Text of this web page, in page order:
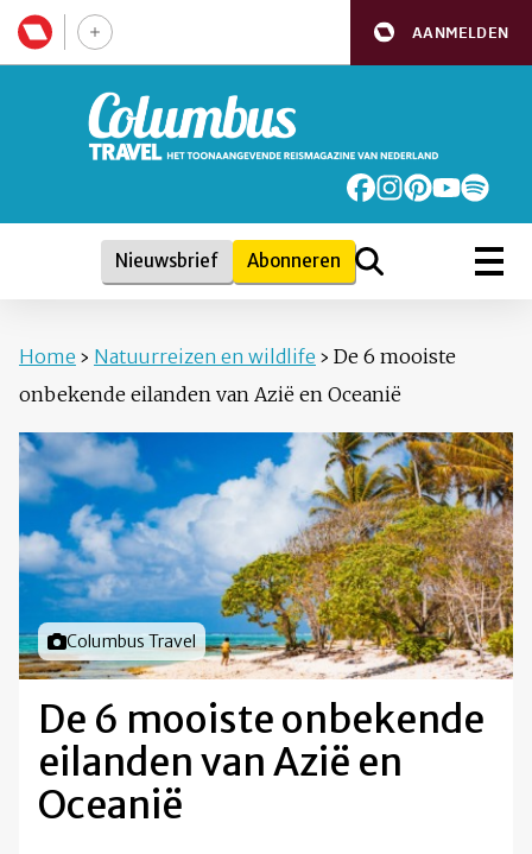
AANMELDEN
Nieuwsbrief Abonneren
Home › Natuurreizen en wildlife › De 6 mooiste
onbekende eilanden van Azië en Oceanië
Foto door
Columbus Travel
De 6 mooiste onbekende
eilanden van Azië en
Oceanië